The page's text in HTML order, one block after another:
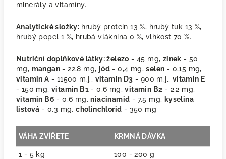
minerály a vitamíny.
Analytické složky: hrubý protein 13 %, hrubý tuk 13 %,
hrubý popel 1 %, hrubá vláknina 0 %, vlhkost 70 %.
Nutriční doplňkové látky:železo - 45 mg, zinek - 50
mg, mangan - 22,8 mg, jód - 0,4 mg,selen - 0,15 mg,
vitamin A - 11500 m.j., vitamin D3 - 900 m.j., vitamin E
- 150 mg,vitamin B1 - 0,6 mg,vitamin B2 - 2,2 mg,
vitamin B6 - 0,6 mg,niacinamid - 7,5 mg, kyselina
listová - 0,3 mg,cholinchlorid - 350 mg
VÁHA ZVÍŘETE KRMNÁ DÁVKA
1 - 5 kg
100 - 200 g